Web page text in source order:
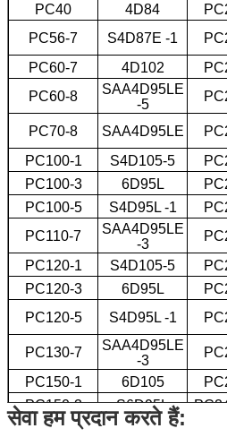
PC40
4D84
PC56-7
S4D87E -1
PC60-7
4D102
PC60-8
SAA4D95LE
-5
PC70-8 SAA4D95LE
PC100-1
S4D105-5
PC100-3
6D95L
PC100-5
S4D95L -1
PC110-7
SAA4D95LE
-3
PC120-1
S4D105-5
PC120-3
6D95L
PC120-5
S4D95L -1
PC130-7
SAA4D95LE
-3
PC150-1
6D105
PC150-3
S6D95L
PC200-1
6D105-1
सेवा हम प्रदान करते हैं: